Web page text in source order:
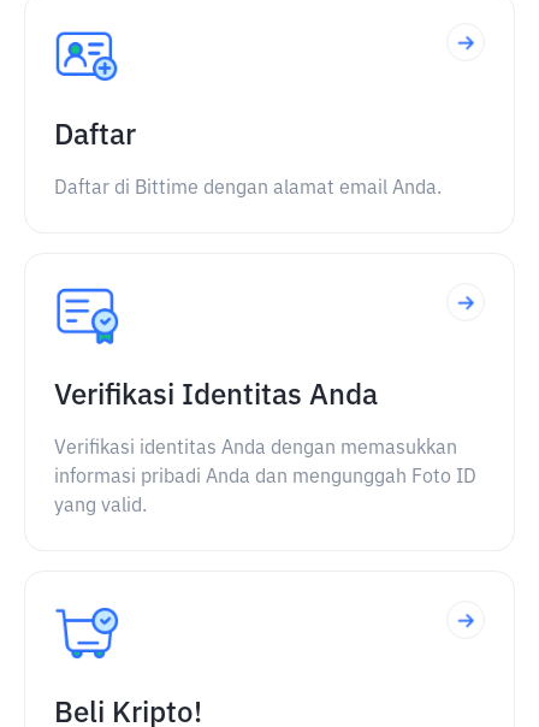
Daftar
Daftar di Bittime dengan alamat email Anda.
Verifikasi Identitas Anda
Verifikasi identitas Anda dengan memasukkan
informasi pribadi Anda dan mengunggah Foto ID
yang valid.
Beli Kripto!